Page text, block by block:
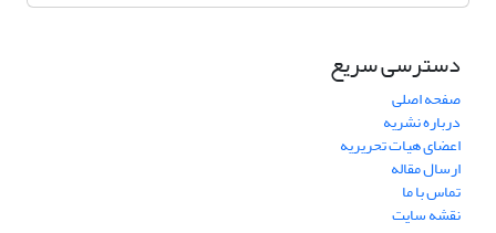
دسترسی سریع
صفحه اصلی
درباره نشریه
اعضای هیات تحریریه
ارسال مقاله
تماس با ما
نقشه سایت